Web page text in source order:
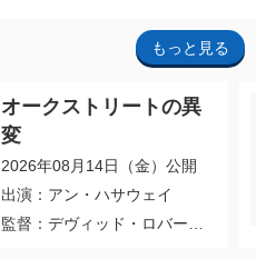
もっと見る
オークストリートの異
変
2026年08月14日（金）公開
出演：アン・ハサウェイ
監督：デヴィッド・ロバー